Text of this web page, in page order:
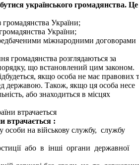
українського громадянства. Це
України;
України;
міжнародними договорами
громадянства розглядаються за
що встановлений цим законом.
якщо особа не має правових
державою. Також, якщо ця особа несе
або знаходиться в місцях
втрачаеться
втрачається :
на військову службу, службу
або в інші органи державної